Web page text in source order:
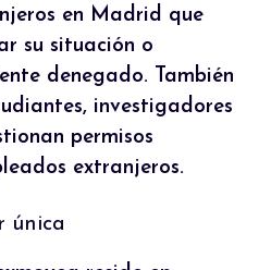
en Madrid que
su situación o
denegado. También
investigadores
permisos
extranjeros.
única